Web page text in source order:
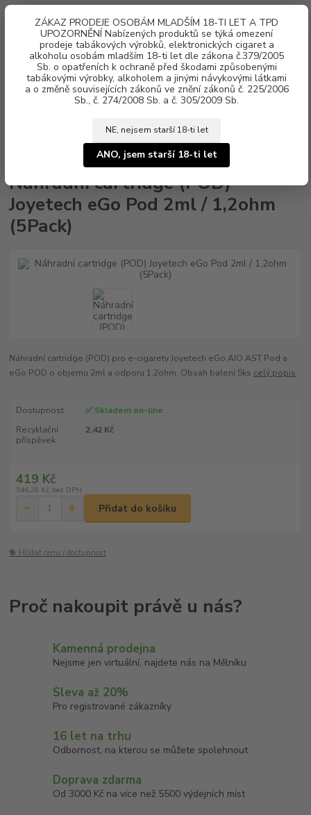
ZÁKAZ PRODEJE OSOBÁM MLADŠÍM 18-TI LET A TPD
UPOZORNĚNÍ Nabízených produktů se týká omezení
prodeje tabákových výrobků, elektronických cigaret a
alkoholu osobám mladším 18-ti let dle zákona č.379/2005
Sb. o opatřeních k ochraně před škodami způsobenými
tabákovými výrobky, alkoholem a jinými návykovými látkami
a o změně souvisejících zákonů ve znění zákonů č. 225/2006
Sb., č. 274/2008 Sb. a č. 305/2009 Sb.
NE, nejsem starší 18-ti let
ANO, jsem starší 18-ti let
Menu
za0 Kč
Joyetech eGo Pod 2ml / 1,2ohm (5Pack)
Náhradní cartridge (POD)
Joyetech eGo Pod 2ml / 1,2ohm
(5Pack)
Náhradní cartridge (POD) pro e-cigarety Joyetech eGo AIO AST Pod a
eGo POD o objemu 2ml a odporu 1,2ohm. Obsah balení 5ks celý popis
Dostupnost
✅ Skladem on-line
Recyklační
příspěvek
2,42 Kč
419 Kč
346,28 Kč bez DPH
Přidat do košíku
🐕 Hlídat cenu / dostupnost
Kamenná prodejna
Nejsme jen virtuální, najdete nás na Mělníku
Sleva až 20%
Pro registrované zákazníky
16 let na trhu
Odbornost, na kterou se můžete spolehnout
Doprava zdarma
Od 3000 Kč na více než 5500 výdejních míst